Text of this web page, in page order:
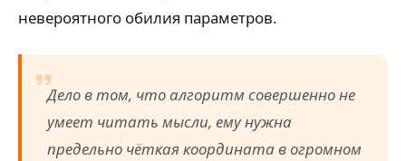
невероятного обилия параметров.
Дело в том, что алгоритм совершенно не
умеет читать мысли, ему нужна
предельно чёткая координата в огромном